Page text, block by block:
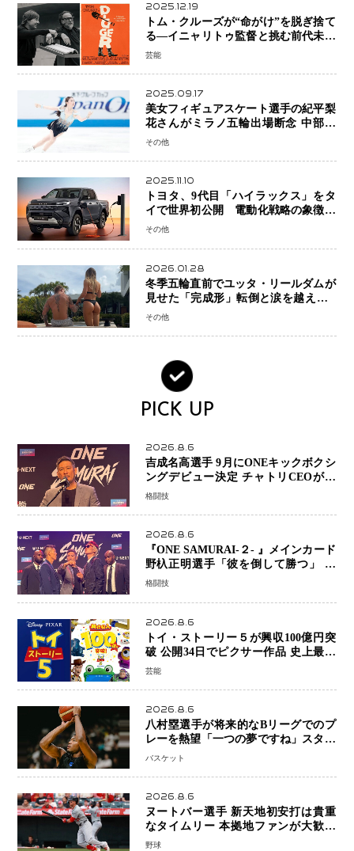
2025.12.19
トム・クルーズが“命がけ”を脱ぎ捨て
る―イニャリトゥ監督と挑む前代未聞
の大惨事コメディ「DIGGER ディガ
芸能
2025.09.17
美女フィギュアスケート選手の紀平梨
花さんがミラノ五輪出場断念 中部選
手権欠場を発表「安全最優先の判断」
その他
2025.11.10
トヨタ、9代目「ハイラックス」をタ
イで世界初公開 電動化戦略の象徴と
なるBEVモデルを初設定
その他
2026.01.28
冬季五輪直前でユッタ・リールダムが
見せた「完成形」転倒と涙を越えて─
ミラノで金を狙うオランダ女王の現在
その他
PICK UP
2026.8.6
吉成名高選手 9月にONEキックボクシ
ングデビュー決定 チャトリCEOがサ
プライズ発表 2カ月連続参戦へ
格闘技
2026.8.6
『ONE SAMURAI-２- 』メインカード
野杁正明選手「彼を倒して勝つ」 リ
ウ・メンヤンとの因縁に決着へ 再起
初戦
格闘技
2026.8.6
トイ・ストーリー５が興収100億円突
破 公開34日でピクサー作品 史上最速
日本歴代シリーズ最高更新も目前
芸能
2026.8.6
八村塁選手が将来的なBリーグでのプ
レーを熱望「一つの夢ですね」スター
帰還がリーグ価値を押し上げる可能性
バスケット
2026.8.6
ヌートバー選手 新天地初安打は貴重
なタイムリー 本拠地ファンが大歓声
笑顔で歓喜
野球